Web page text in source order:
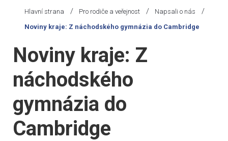
Hlavní strana / Pro rodiče a veřejnost / Napsali o nás /
Noviny kraje: Z náchodského gymnázia do Cambridge
Noviny kraje: Z
náchodského
gymnázia do
Cambridge